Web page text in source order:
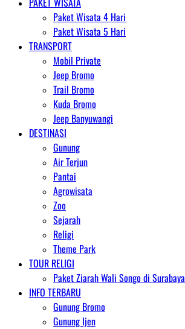
Paket Wisata 4 Hari
Paket Wisata 5 Hari
TRANSPORT
Mobil Private
Jeep Bromo
Trail Bromo
Kuda Bromo
Jeep Banyuwangi
DESTINASI
Gunung
Air Terjun
Pantai
Agrowisata
Zoo
Sejarah
Religi
Theme Park
TOUR RELIGI
Paket Ziarah Wali Songo di Surabaya
INFO TERBARU
Gunung Bromo
Gunung Ijen